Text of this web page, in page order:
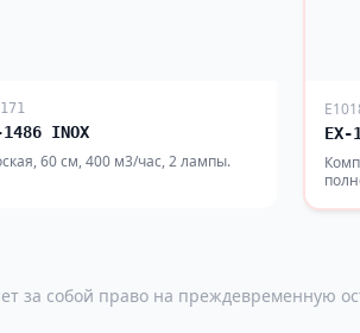
1486 INOX
60 см, 400 м3/час, 2 лампы.
EX-
за собой право на преждевременную